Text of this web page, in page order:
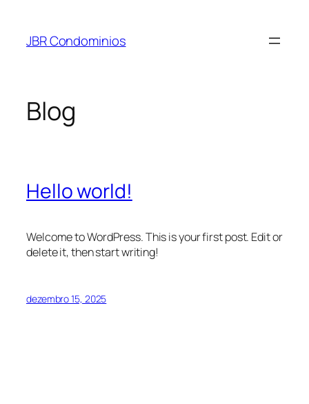
JBR Condominios
Blog
Hello world!
Welcome to WordPress. This is your first post. Edit or
delete it, then start writing!
dezembro 15, 2025